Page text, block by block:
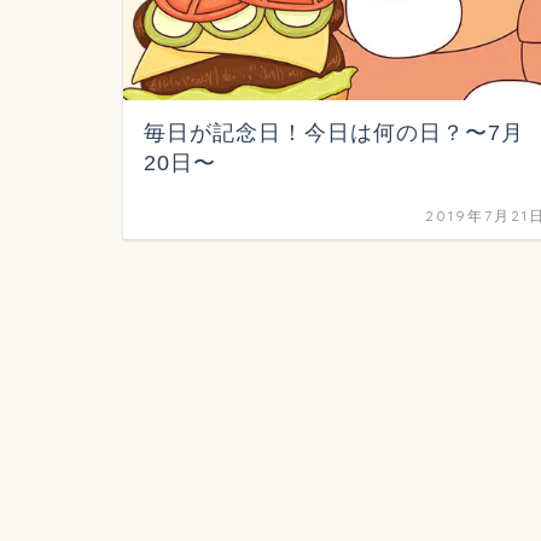
毎日が記念日！今日は何の日？〜7月
20日〜
2019年7月21